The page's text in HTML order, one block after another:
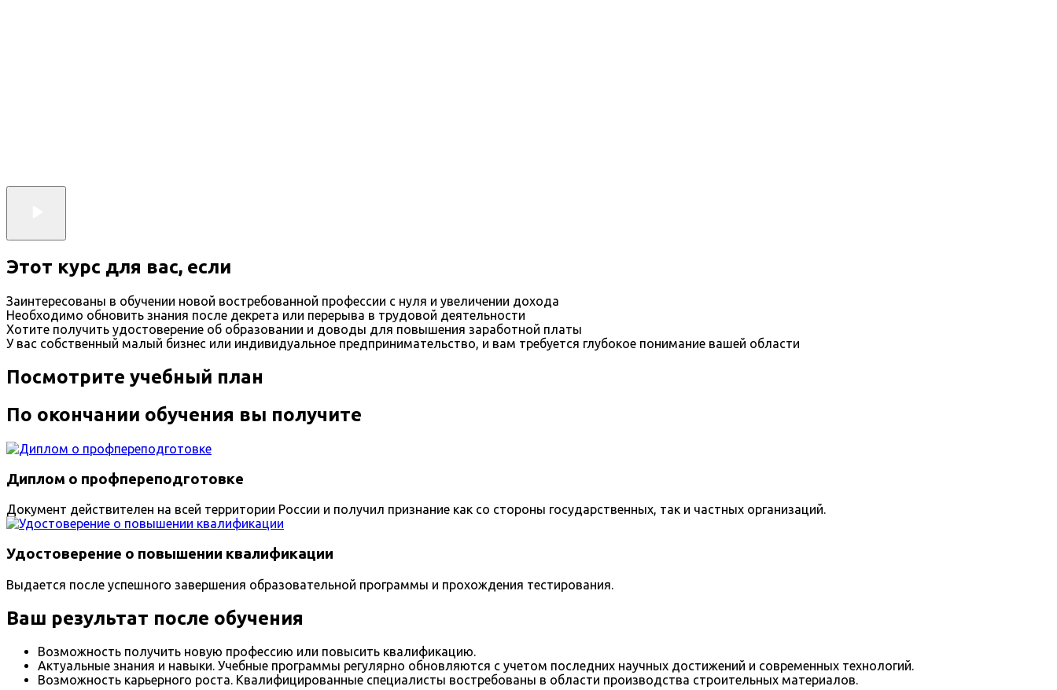
Этот курс для вас, если
Заинтересованы в обучении новой востребованной профессии с нуля и увеличении дохода
Необходимо обновить знания после декрета или перерыва в трудовой деятельности
Хотите получить удостоверение об образовании и доводы для повышения заработной платы
У вас собственный малый бизнес или индивидуальное предпринимательство, и вам требуется глубокое понимание вашей области
Посмотрите учебный план
По окончании обучения вы получите
Диплом о профпереподготовке
Документ действителен на всей территории России и получил признание как со стороны государственных, так и частных организаций.
Удостоверение о повышении квалификации
Выдается после успешного завершения образовательной программы и прохождения тестирования.
Ваш результат после обучения
Возможность получить новую профессию или повысить квалификацию.
Актуальные знания и навыки. Учебные программы регулярно обновляются с учетом последних научных достижений и современных технологий.
Возможность карьерного роста. Квалифицированные специалисты востребованы в области производства строительных материалов.